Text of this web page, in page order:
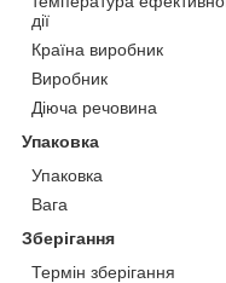
дії
Країна виробник
Виробник
Діюча речовина
Упаковка
Упаковка
Вага
Зберігання
Термін зберігання